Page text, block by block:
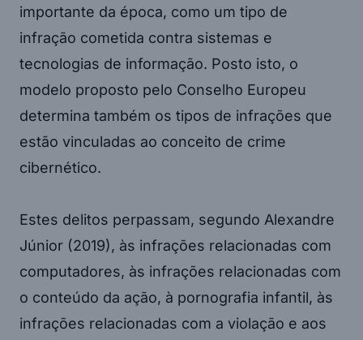
importante da época, como um tipo de
infração cometida contra sistemas e
tecnologias de informação. Posto isto, o
modelo proposto pelo Conselho Europeu
determina também os tipos de infrações que
estão vinculadas ao conceito de crime
cibernético.
Estes delitos perpassam, segundo Alexandre
Júnior (2019), às infrações relacionadas com
computadores, às infrações relacionadas com
o conteúdo da ação, à pornografia infantil, às
infrações relacionadas com a violação e aos